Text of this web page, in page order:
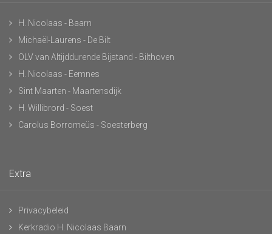
H. Nicolaas - Baarn
Michaël-Laurens - De Bilt
OLV van Altijddurende Bijstand - Bilthoven
H. Nicolaas - Eemnes
Sint Maarten - Maartensdijk
H. Willibrord - Soest
Carolus Borromeüs - Soesterberg
Extra
Privacybeleid
Kerkradio H. Nicolaas Baarn